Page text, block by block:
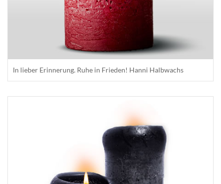
In lieber Erinnerung. Ruhe in Frieden! Hanni Halbwachs